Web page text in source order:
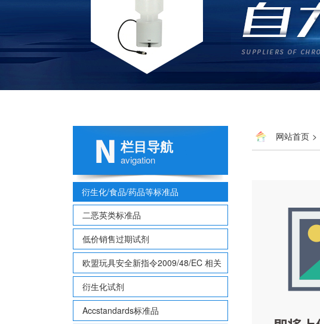
栏目导航
avigation
衍生化/食品/药品等标准品
二恶英类标准品
低价销售过期试剂
欧盟玩具安全新指令2009/48/EC 相关
致敏性香味剂标准品
衍生化试剂
Accstandards标准品
网站首页 >